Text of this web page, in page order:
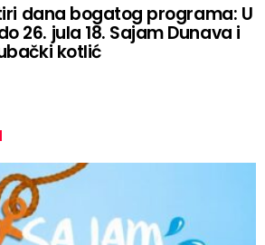
dana bogatog programa: U
26. jula 18. Sajam Dunava i
kotlić